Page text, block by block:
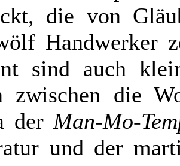
die von
Handwerker
sind auch
zwischen die
der Man-Mo-
und der